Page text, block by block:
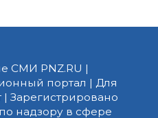
СМИ PNZ.RU |
портал | Для
| Зарегистрировано
надзору в сфере